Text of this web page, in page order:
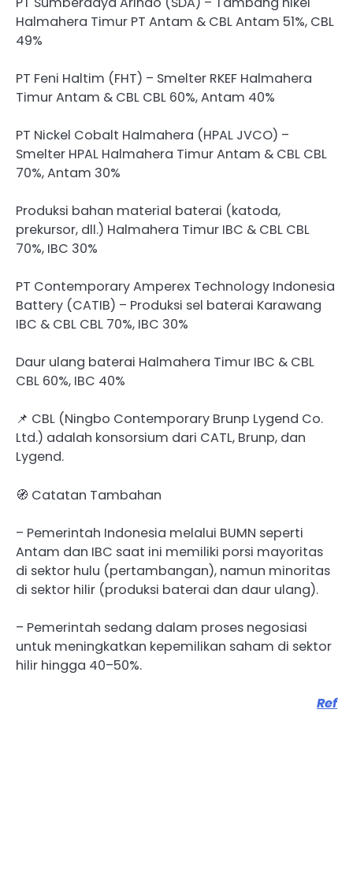
Halmahera Timur PT Antam & CBL Antam 51%, CBL
49%
PT Feni Haltim (FHT) – Smelter RKEF Halmahera
Timur Antam & CBL CBL 60%, Antam 40%
PT Nickel Cobalt Halmahera (HPAL JVCO) –
Smelter HPAL Halmahera Timur Antam & CBL CBL
70%, Antam 30%
Produksi bahan material baterai (katoda,
prekursor, dll.) Halmahera Timur IBC & CBL CBL
70%, IBC 30%
PT Contemporary Amperex Technology Indonesia
Battery (CATIB) – Produksi sel baterai Karawang
IBC & CBL CBL 70%, IBC 30%
Daur ulang baterai Halmahera Timur IBC & CBL
CBL 60%, IBC 40%
📌 CBL (Ningbo Contemporary Brunp Lygend Co.
Ltd.) adalah konsorsium dari CATL, Brunp, dan
Lygend.
🧭 Catatan Tambahan
– Pemerintah Indonesia melalui BUMN seperti
Antam dan IBC saat ini memiliki porsi mayoritas
di sektor hulu (pertambangan), namun minoritas
di sektor hilir (produksi baterai dan daur ulang).
– Pemerintah sedang dalam proses negosiasi
untuk meningkatkan kepemilikan saham di sektor
hilir hingga 40–50%.
Ref